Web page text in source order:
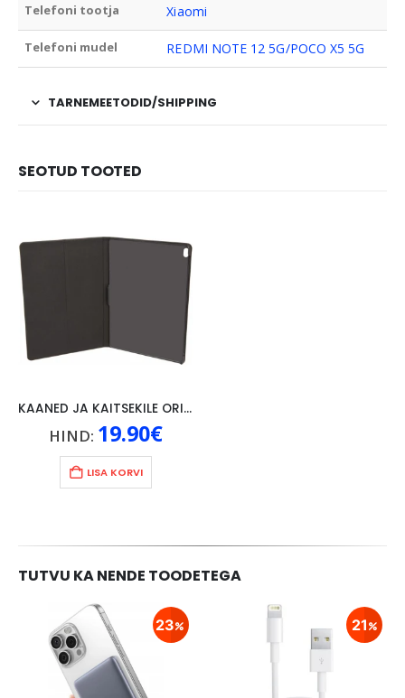
Telefoni tootja Xiaomi
Telefoni mudel REDMI NOTE 12 5G/POCO X5 5G
TARNEMEETODID/SHIPPING
SEOTUD TOOTED
KAANED JA KAITSEKILE ORIGINAAL LENOVO P10, MUST
HIND: 19.90€
LISA KORVI
TUTVU KA NENDE TOODETEGA
23 21